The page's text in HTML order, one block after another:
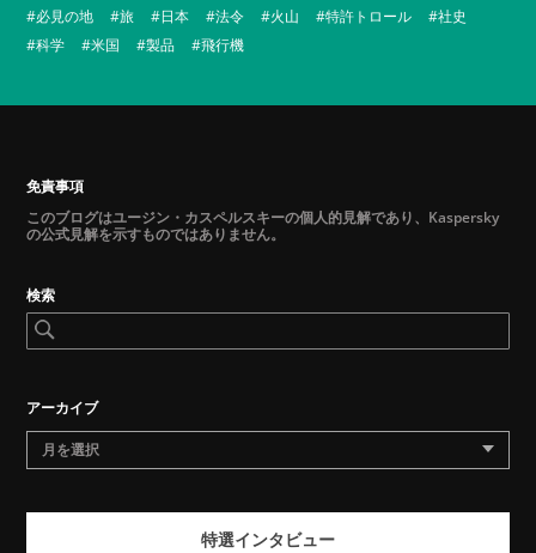
必見の地
旅 日本 法令 火山 特許トロール
社史
科学
米国 製品 飛行機
免責事項
このブログはユージン・カスペルスキーの個人的見解であり、Kaspersky
の公式見解を示すものではありません。
検索
アーカイブ
月を選択
特選インタビュー